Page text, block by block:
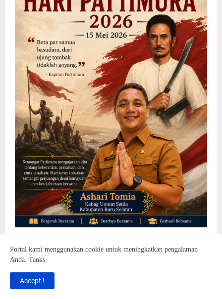
Portal kami menggunakan cookie untuk meningkatkan pengalaman
Anda. Tanks
Accept !